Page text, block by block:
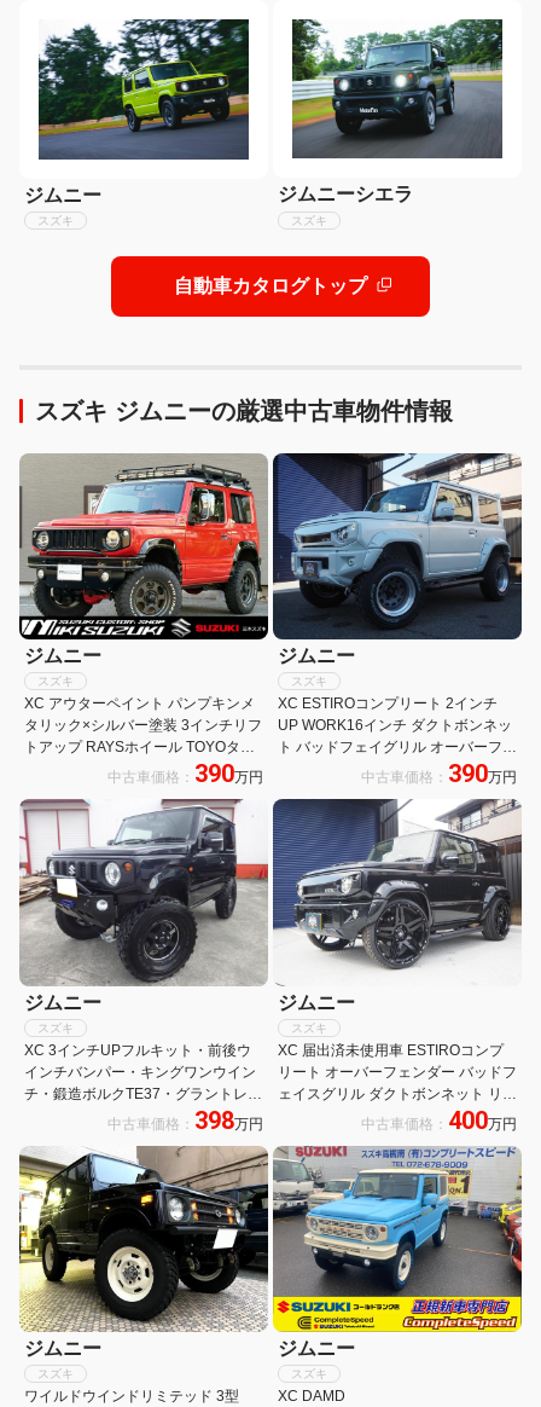
ジムニー
スズキ
ジムニーシエラ
スズキ
自動車カタログトップ
スズキ ジムニーの厳選中古車物件情報
ジムニー
スズキ
XC アウターペイント パンプキンメ
タリック×シルバー塗装 3インチリフ
トアップ RAYSホイール TOYOタイ
ヤ ダムドエアロ リングヘッドライト
9型フルセグナビ
中古車価格： 390万円
ジムニー
スズキ
XC ESTIROコンプリート 2インチ
UP WORK16インチ ダクトボンネッ
ト バッドフェイグリル オーバーフェ
ンダー リアウイング サイドステップ
カバー
中古車価格： 390万円
ジムニー
スズキ
XC 3インチUPフルキット・前後ウ
インチバンパー・キングワンウイン
チ・鍛造ボルクTE37・グラントレッ
クMT750・50パイワンオフマフラー
チタンサイレンサー・カロッツェリ
アSDナビ&TV&インナーミラー
中古車価格： 398万円
ジムニー
スズキ
XC 届出済未使用車 ESTIROコンプ
リート オーバーフェンダー バッドフ
ェイスグリル ダクトボンネット リア
ウイング 22AW ローダウン 4本出し
マフラー ディスプレイ ドラレコ Bカ
メラ ETC
中古車価格： 400万円
ジムニー
スズキ
ワイルドウインドリミテッド 3型
ジムニー
スズキ
XC DAMD